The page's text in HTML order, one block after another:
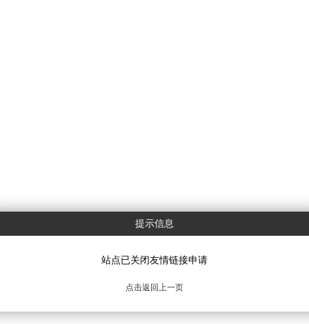
提示信息
站点已关闭友情链接申请
点击返回上一页